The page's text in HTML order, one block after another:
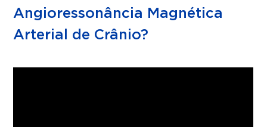
Angioressonância Magnética
Arterial de Crânio?